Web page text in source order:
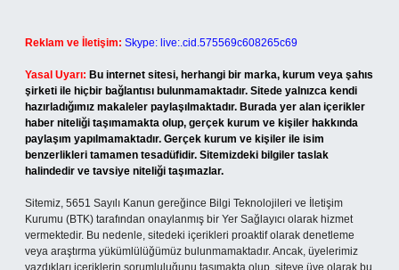
Reklam ve İletişim: Skype: live:.cid.575569c608265c69
Yasal Uyarı: Bu internet sitesi, herhangi bir marka, kurum veya şahıs
şirketi ile hiçbir bağlantısı bulunmamaktadır. Sitede yalnızca kendi
hazırladığımız makaleler paylaşılmaktadır. Burada yer alan içerikler
haber niteliği taşımamakta olup, gerçek kurum ve kişiler hakkında
paylaşım yapılmamaktadır. Gerçek kurum ve kişiler ile isim
benzerlikleri tamamen tesadüfidir. Sitemizdeki bilgiler taslak
halindedir ve tavsiye niteliği taşımazlar.
Sitemiz, 5651 Sayılı Kanun gereğince Bilgi Teknolojileri ve İletişim
Kurumu (BTK) tarafından onaylanmış bir Yer Sağlayıcı olarak hizmet
vermektedir. Bu nedenle, sitedeki içerikleri proaktif olarak denetleme
veya araştırma yükümlülüğümüz bulunmamaktadır. Ancak, üyelerimiz
yazdıkları içeriklerin sorumluluğunu taşımakta olup, siteye üye olarak bu